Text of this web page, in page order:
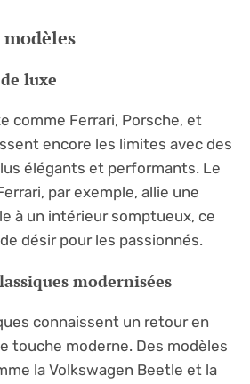
luxe
comme Ferrari, Porsche, et
encore les limites avec des
élégants et performants. Le
par exemple, allie une
à un intérieur somptueux, ce
désir pour les passionnés.
modernisées
connaissent un retour en
touche moderne. Des modèles
la Volkswagen Beetle et la